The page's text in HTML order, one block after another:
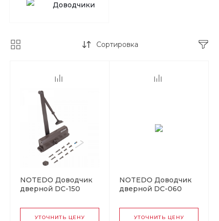
Доводчики
Сортировка
NOTEDO Доводчик
дверной DC-150
BROWN 100-150кг
коричневый (10)
УТОЧНИТЬ ЦЕНУ
NOTEDO Доводчик
дверной DC-060
золото (10)
УТОЧНИТЬ ЦЕНУ